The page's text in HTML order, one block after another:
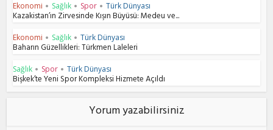
Ekonomi • Sağlık • Spor • Türk Dünyası
Kazakistan’ın Zirvesinde Kışın Büyüsü: Medeu ve...
Ekonomi • Sağlık • Türk Dünyası
Baharın Güzellikleri: Türkmen Laleleri
Sağlık • Spor • Türk Dünyası
Bişkek’te Yeni Spor Kompleksi Hizmete Açıldı
Yorum yazabilirsiniz